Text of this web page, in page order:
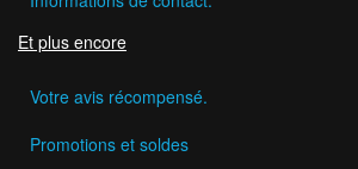
Et plus encore
Votre avis récompensé.
Promotions et soldes